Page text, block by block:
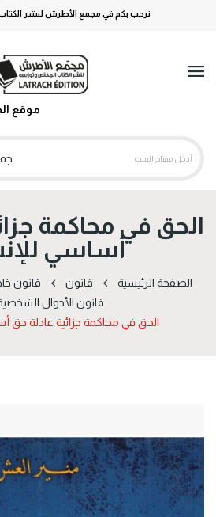
نرحب بكم في مجمع الأطرش لنشر
موقع
الحق في محاكمة
أساسي
الصفحة الرئيسية قانون قانون
قانون الأحوال
الحق في محاكمة جزائية عادلة حق